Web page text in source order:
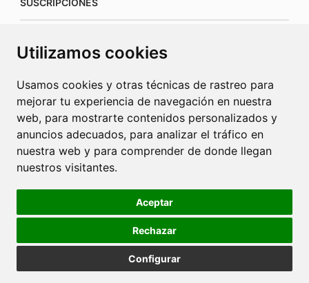
Utilizamos cookies
Usamos cookies y otras técnicas de rastreo para
mejorar tu experiencia de navegación en nuestra
web, para mostrarte contenidos personalizados y
anuncios adecuados, para analizar el tráfico en
nuestra web y para comprender de donde llegan
nuestros visitantes.
Aceptar
Rechazar
Configurar
www.connecorrevistas.com
PUBLICIDAD
Política de Cookies Política de Privacidad
Publicidad
Diseño web Barcelona